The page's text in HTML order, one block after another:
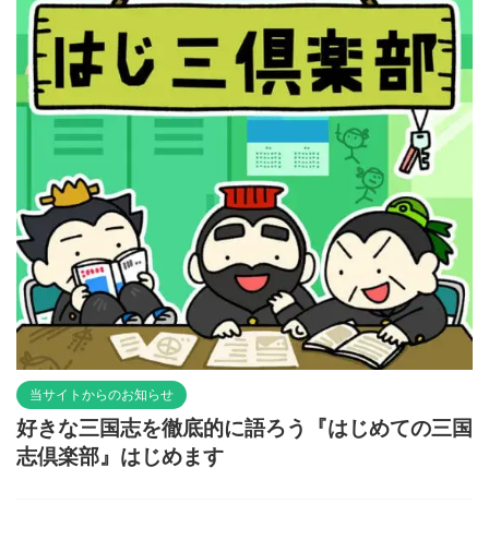
当サイトからのお知らせ
好きな三国志を徹底的に語ろう『はじめての三国
志倶楽部』はじめます